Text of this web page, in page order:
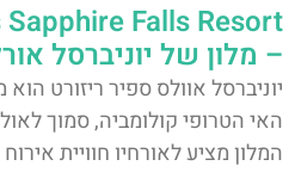
Falls Resort
– מלון של יוניברסל
האי הטרופי קולומביה, סמוך
המלון מציע לאורחיו חוויית